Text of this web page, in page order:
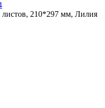
листов, 210*297 мм, Лилия